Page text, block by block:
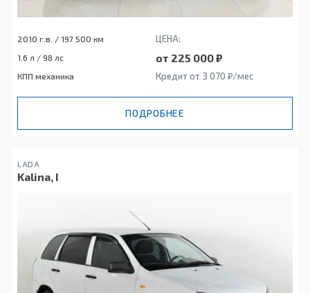
2010 г.в. / 197 500 км ЦЕНА:
1.6 л / 98 лс от 225 000 ₽
КПП механика Кредит от 3 070 ₽/мес
ПОДРОБНЕЕ
LADA
Kalina, I